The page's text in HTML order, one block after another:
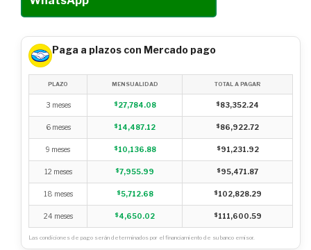
Paga a plazos con Mercado pago
PLAZO MENSUALIDAD TOTAL A PAGAR
3 meses $27,784.08 $83,352.24
6 meses $14,487.12 $86,922.72
9 meses $10,136.88 $91,231.92
12 meses $7,955.99 $95,471.87
18 meses $5,712.68 $102,828.29
24 meses $4,650.02 $111,600.59
Las condiciones de pago serán determinados por el financiamiento de su banco emisor.